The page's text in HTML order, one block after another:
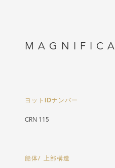
MAGNIFICA
ヨットIDナンバー
CRN 115
船体/ 上部構造